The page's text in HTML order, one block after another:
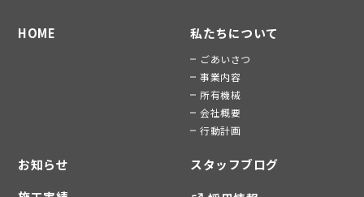
HOME 私たちについて
ごあいさつ
事業内容
所有機械
会社概要
行動計画
お知らせ
スタッフブログ